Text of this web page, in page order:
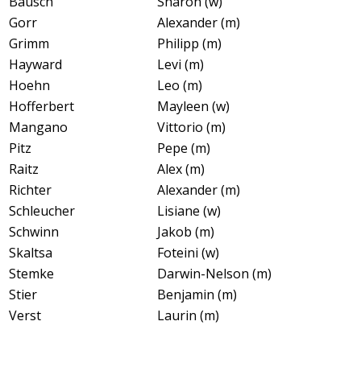
Gorr
Alexander (m)
Grimm
Philipp (m)
Hayward
Levi (m)
Hoehn
Leo (m)
Hofferbert
Mayleen (w)
Mangano
Vittorio (m)
Pitz
Pepe (m)
Raitz
Alex (m)
Richter
Alexander (m)
Schleucher
Lisiane (w)
Schwinn
Jakob (m)
Skaltsa
Foteini (w)
Stemke
Darwin-Nelson (m)
Stier
Benjamin (m)
Verst
Laurin (m)